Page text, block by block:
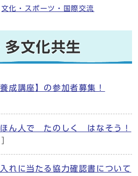
文化・スポーツ・国際交流
多文化共生
成講座】の参加者募集！
ん人で たのしく はなそう！
れに当たる協力確認書について